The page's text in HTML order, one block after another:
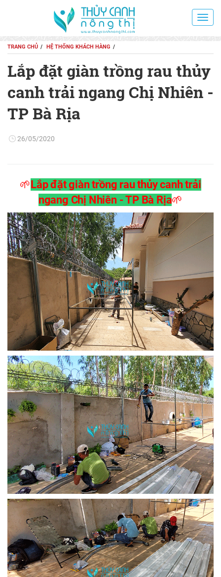
TRANG CHỦ HỆ THỐNG KHÁCH HÀNG
Lắp đặt giàn trồng rau thủy
canh trải ngang Chị Nhiên -
TP Bà Rịa
26/05/2020
🌱Lắp đặt giàn trồng rau thủy canh trải
ngang Chị Nhiên - TP Bà Rịa🌱